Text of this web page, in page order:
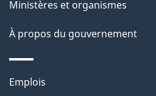
Ministères et organismes
À propos du gouvernement
Thèmes
Emplois